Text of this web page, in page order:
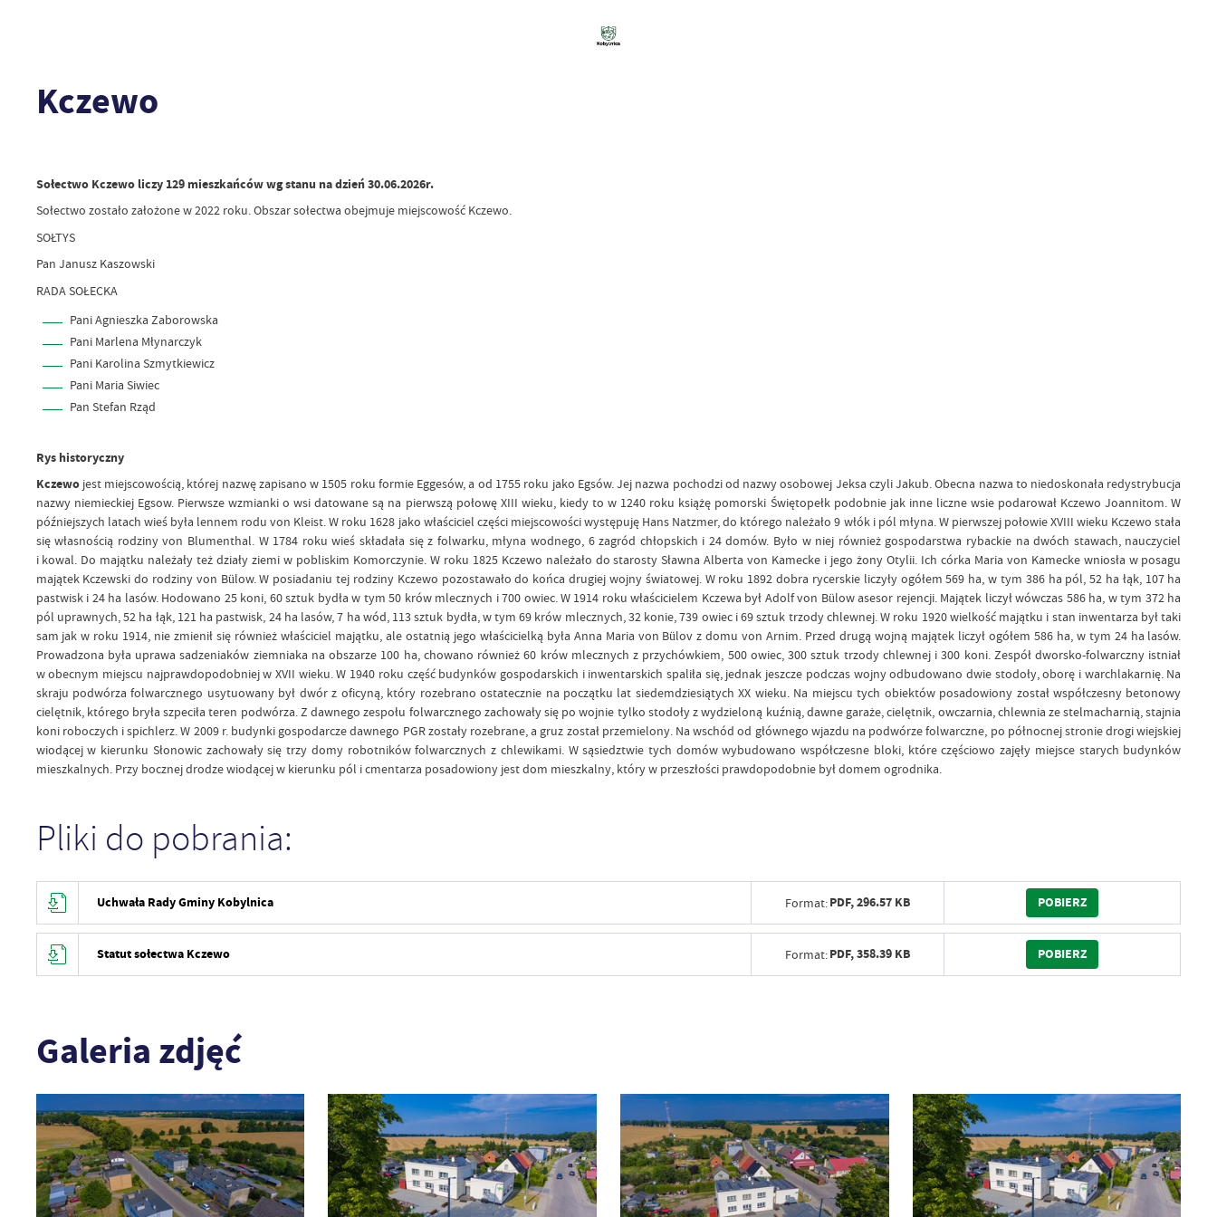
Kczewo
Sołectwo Kczewo liczy 129 mieszkańców wg stanu na dzień 30.06.2026r.
Sołectwo zostało założone w 2022 roku. Obszar sołectwa obejmuje miejscowość Kczewo.
SOŁTYS
Pan Janusz Kaszowski
RADA SOŁECKA
Pani Agnieszka Zaborowska
Pani Marlena Młynarczyk
Pani Karolina Szmytkiewicz
Pani Maria Siwiec
Pan Stefan Rząd
Rys historyczny
Kczewojest miejscowością, której nazwę zapisano w 1505 roku formie Eggesów, a od 1755 roku jako Egsów. Jej nazwa pochodzi od nazwy osobowej Jeksa czyli Jakub. Obecna nazwa to niedoskonała redystrybucja
nazwy niemieckiej Egsow. Pierwsze wzmianki o wsi datowane są na pierwszą połowę XIII wieku, kiedy to w 1240 roku książę pomorski Świętopełk podobnie jak inne liczne wsie podarował Kczewo Joannitom. W
późniejszych latach wieś była lennem rodu von Kleist. W roku 1628 jako właściciel części miejscowości występuję Hans Natzmer, do którego należało 9 włók i pól młyna. W pierwszej połowie XVIII wieku Kczewo stała
się własnością rodziny von Blumenthal. W 1784 roku wieś składała się z folwarku, młyna wodnego, 6 zagród chłopskich i 24 domów. Było w niej również gospodarstwa rybackie na dwóch stawach, nauczyciel
i kowal. Do majątku należały też działy ziemi w pobliskim Komorczynie. W roku 1825 Kczewo należało do starosty Sławna Alberta von Kamecke i jego żony Otylii. Ich córka Maria von Kamecke wniosła w posagu
majątek Kczewski do rodziny von Bülow. W posiadaniu tej rodziny Kczewo pozostawało do końca drugiej wojny światowej. W roku 1892 dobra rycerskie liczyły ogółem 569 ha, w tym 386 ha pól, 52 ha łąk, 107 ha
pastwisk i 24 ha lasów. Hodowano 25 koni, 60 sztuk bydła w tym 50 krów mlecznych i 700 owiec. W 1914 roku właścicielem Kczewa był Adolf von Bülow asesor rejencji. Majątek liczył wówczas 586 ha, w tym 372 ha
pól uprawnych, 52 ha łąk, 121 ha pastwisk, 24 ha lasów, 7 ha wód, 113 sztuk bydła, w tym 69 krów mlecznych, 32 konie, 739 owiec i 69 sztuk trzody chlewnej. W roku 1920 wielkość majątku i stan inwentarza był taki
sam jak w roku 1914, nie zmienił się również właściciel majątku, ale ostatnią jego właścicielką była Anna Maria von Bülov z domu von Arnim. Przed drugą wojną majątek liczył ogółem 586 ha, w tym 24 ha lasów.
Prowadzona była uprawa sadzeniaków ziemniaka na obszarze 100 ha, chowano również 60 krów mlecznych z przychówkiem, 500 owiec, 300 sztuk trzody chlewnej i 300 koni. Zespół dworsko-folwarczny istniał
w obecnym miejscu najprawdopodobniej w XVII wieku. W 1940 roku część budynków gospodarskich i inwentarskich spaliła się, jednak jeszcze podczas wojny odbudowano dwie stodoły, oborę i warchlakarnię. Na
skraju podwórza folwarcznego usytuowany był dwór z oficyną, który rozebrano ostatecznie na początku lat siedemdziesiątych XX wieku. Na miejscu tych obiektów posadowiony został współczesny betonowy
cielętnik, którego bryła szpeciła teren podwórza. Z dawnego zespołu folwarcznego zachowały się po wojnie tylko stodoły z wydzieloną kuźnią, dawne garaże, cielętnik, owczarnia, chlewnia ze stelmacharnią, stajnia
koni roboczych i spichlerz. W 2009 r. budynki gospodarcze dawnego PGR zostały rozebrane, a gruz został przemielony. Na wschód od głównego wjazdu na podwórze folwarczne, po północnej stronie drogi wiejskiej
wiodącej w kierunku Słonowic zachowały się trzy domy robotników folwarcznych z chlewikami. W sąsiedztwie tych domów wybudowano współczesne bloki, które częściowo zajęły miejsce starych budynków
mieszkalnych. Przy bocznej drodze wiodącej w kierunku pól i cmentarza posadowiony jest dom mieszkalny, który w przeszłości prawdopodobnie był domem ogrodnika.
Pliki do pobrania:
Uchwała Rady Gminy Kobylnica Format:PDF,296.57 KB POBIERZ
Statut sołectwa Kczewo Format:PDF,358.39 KB POBIERZ
Galeria zdjęć